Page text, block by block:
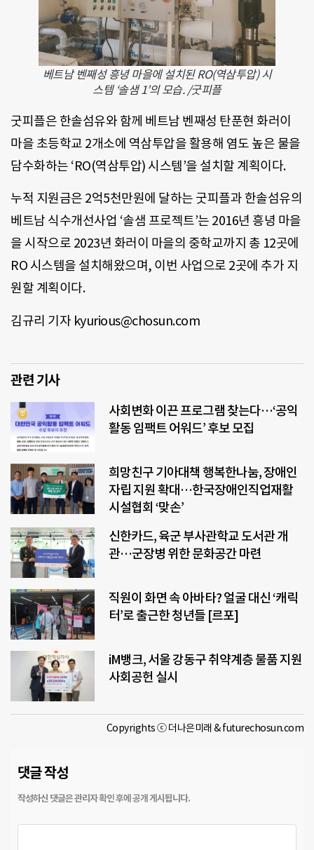
베트남 벤째성 흥녕 마을에 설치된 RO(역삼투압) 시
스템 ‘솔샘 1’의 모습. /굿피플
굿피플은 한솔섬유와 함께 베트남 벤째성 탄푼현 화러이
마을 초등학교 2개소에 역삼투압을 활용해 염도 높은 물을
담수화하는 ‘RO(역삼투압) 시스템’을 설치할 계획이다.
누적 지원금은 2억5천만원에 달하는 굿피플과 한솔섬유의
베트남 식수개선사업 ‘솔샘 프로젝트’는 2016년 흥녕 마을
을 시작으로 2023년 화러이 마을의 중학교까지 총 12곳에
RO 시스템을 설치해왔으며, 이번 사업으로 2곳에 추가 지
원할 계획이다.
김규리 기자 kyurious@chosun.com
관련 기사
사회변화 이끈 프로그램 찾는다…‘공익
활동 임팩트 어워드’ 후보 모집
희망친구 기아대책 행복한나눔, 장애인
자립 지원 확대…한국장애인직업재활
시설협회 ‘맞손’
신한카드, 육군 부사관학교 도서관 개
관…군장병 위한 문화공간 마련
직원이 화면 속 아바타? 얼굴 대신 ‘캐릭
터’로 출근한 청년들 [르포]
iM뱅크, 서울 강동구 취약계층 물품 지원
사회공헌 실시
Copyrights ⓒ 더나은미래 & futurechosun.com
댓글 작성